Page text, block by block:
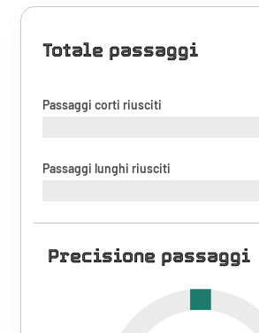
Totale passaggi
Passaggi corti riusciti
Passaggi lunghi riusciti
Precisione passaggi